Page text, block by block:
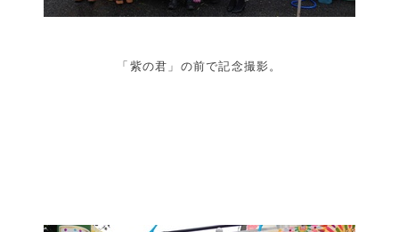
「紫の君」の前で記念撮影。